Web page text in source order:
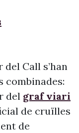
Call s’han
del graf viari
de cruïlles
de